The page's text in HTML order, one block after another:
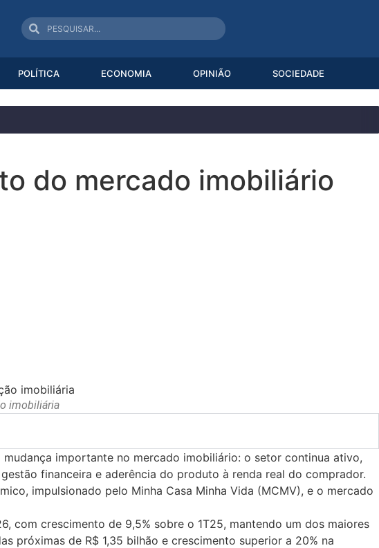
POLÍTICA ECONOMIA OPINIÃO SOCIEDADE
do mercado imobiliário
imobiliária
importante no mercado imobiliário: o setor continua ativo,
financeira e aderência do produto à renda real do comprador.
impulsionado pelo Minha Casa Minha Vida (MCMV), e o mercado
com crescimento de 9,5% sobre o 1T25, mantendo um dos maiores
próximas de R$ 1,35 bilhão e crescimento superior a 20% na